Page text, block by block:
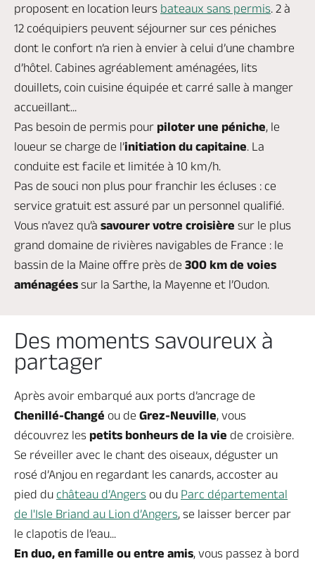
proposent en location leurs bateaux sans permis. 2 à
12 coéquipiers peuvent séjourner sur ces péniches
dont le confort n’a rien à envier à celui d’une chambre
d’hôtel. Cabines agréablement aménagées, lits
douillets, coin cuisine équipée et carré salle à manger
accueillant...
Pas besoin de permis pour piloter une péniche, le
loueur se charge de l’initiation du capitaine. La
conduite est facile et limitée à 10 km/h.
Pas de souci non plus pour franchir les écluses : ce
service gratuit est assuré par un personnel qualifié.
Vous n’avez qu’à savourer votre croisière sur le plus
grand domaine de rivières navigables de France : le
bassin de la Maine offre près de 300 km de voies
aménagées sur la Sarthe, la Mayenne et l’Oudon.
Des moments savoureux à
partager
Après avoir embarqué aux ports d’ancrage de
Chenillé-Changé ou de Grez-Neuville, vous
découvrez les petits bonheurs de la vie de croisière.
Se réveiller avec le chant des oiseaux, déguster un
rosé d’Anjou en regardant les canards, accoster au
pied du château d’Angers ou du Parc départemental
de l'Isle Briand au Lion d’Angers, se laisser bercer par
le clapotis de l’eau...
En duo, en famille ou entre amis, vous passez à bord